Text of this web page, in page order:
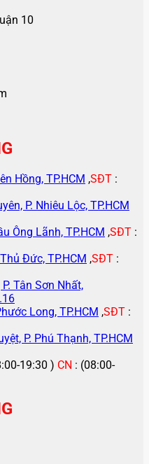
10
Hồng, TP.HCM ,SĐT :
P. Nhiêu Lộc, TP.HCM
Ông Lãnh, TP.HCM ,SĐT :
Đức, TP.HCM ,SĐT :
Tân Sơn Nhất,
Long, TP.HCM ,SĐT :
P. Phú Thạnh, TP.HCM
19:30 ) CN : (08:00-